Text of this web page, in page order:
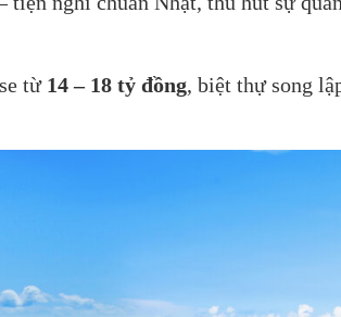
từ 14 – 18 tỷ đồng, biệt thự song